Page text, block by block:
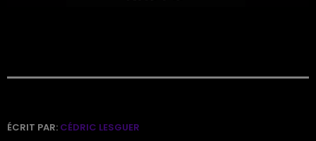
ÉCRIT PAR: CÉDRIC LESGUER